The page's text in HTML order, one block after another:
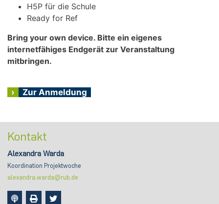
H5P für die Schule
Ready for Ref
Bring your own device. Bitte ein eigenes
internetfähiges Endgerät zur Veranstaltung
mitbringen.
› Zur Anmeldung
Kontakt
Alexandra Warda
Koordination Projektwoche
alexandra.warda@rub.de